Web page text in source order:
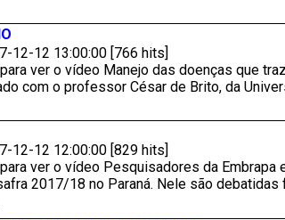
12-12 13:00:00 [766 hits]
ver o vídeo Manejo das doenças que
com o professor César de Brito, da
12-12 12:00:00 [829 hits]
ver o vídeo Pesquisadores da
2017/18 no Paraná. Nele são